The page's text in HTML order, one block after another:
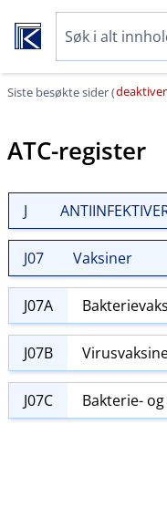
Siste besøkte sider (deaktiver
ATC-register
J
J07 Vaksiner
J07A
J07B
J07C Bakterie-